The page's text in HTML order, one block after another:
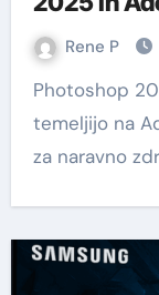
Rene P
Photoshop 2025 prinaša val novih AI-orodij, ki
temeljijo na
za naravno